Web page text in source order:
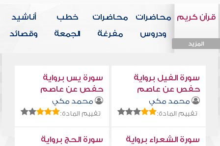
قرآن كريم
المزيد
محاضرات
ودروس
محاضرات
مفرغة
خطب
الجمعة
أناشيد
وقصائد
سورة الفيل برواية
حفص عن عاصم
محمد مكي
تقييم المادة:
سورة يس برواية
حفص عن عاصم
محمد مكي
تقييم المادة:
سورة الشعراء برواية
سورة الحج برواية